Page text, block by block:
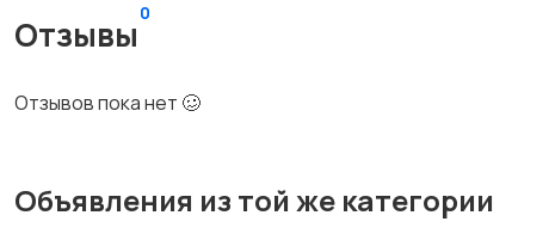
Отзывы
0
Отзывов пока нет 🥴
Объявления из той же категории